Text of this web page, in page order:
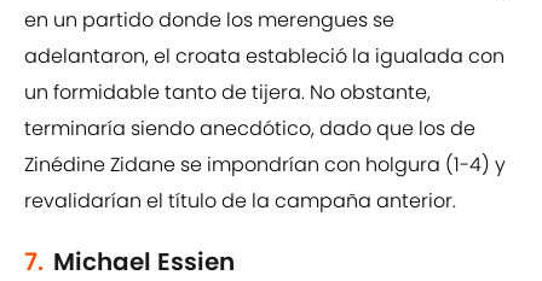
en un partido donde los merengues se
adelantaron, el croata estableció la igualada con
un formidable tanto de tijera. No obstante,
terminaría siendo anecdótico, dado que los de
Zinédine Zidane se impondrían con holgura (1-4) y
revalidarían el título de la campaña anterior.
7. Michael Essien